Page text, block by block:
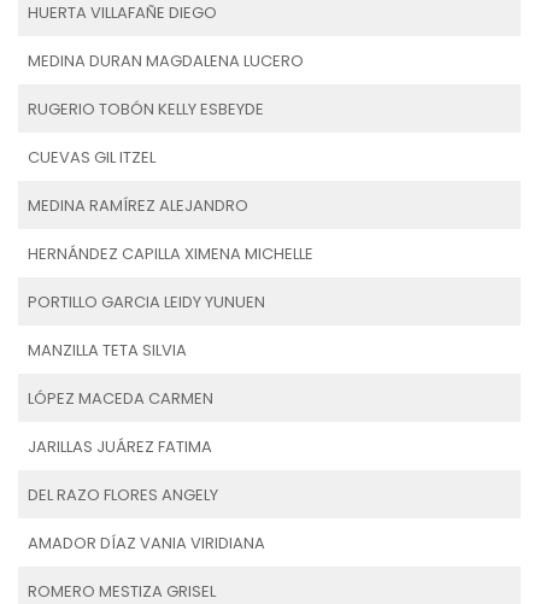
HUERTA VILLAFAÑE DIEGO
MEDINA DURAN MAGDALENA LUCERO
RUGERIO TOBÓN KELLY ESBEYDE
CUEVAS GIL ITZEL
MEDINA RAMÍREZ ALEJANDRO
HERNÁNDEZ CAPILLA XIMENA MICHELLE
PORTILLO GARCIA LEIDY YUNUEN
MANZILLA TETA SILVIA
LÓPEZ MACEDA CARMEN
JARILLAS JUÁREZ FATIMA
DEL RAZO FLORES ANGELY
AMADOR DÍAZ VANIA VIRIDIANA
ROMERO MESTIZA GRISEL